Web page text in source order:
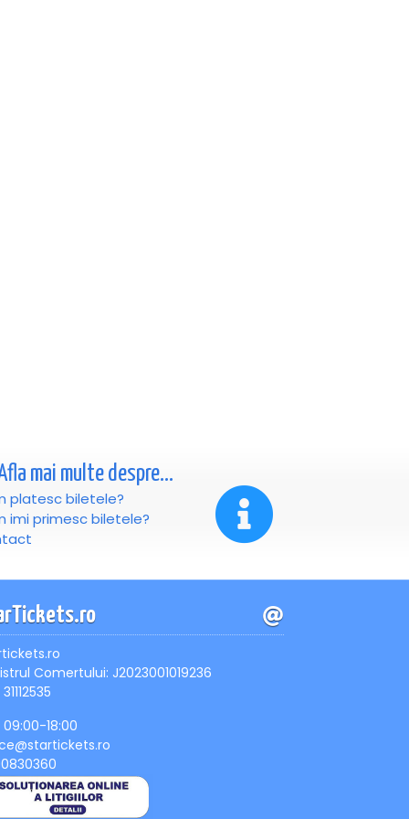
mai multe despre...
platesc biletele?
imi primesc biletele?
Comertului: J2023001019236
09:00-18:00